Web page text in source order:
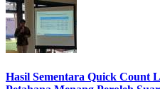
Hasil Sementara Quick Count